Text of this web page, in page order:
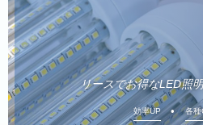
リースでお得なLED照
効率UP 各種